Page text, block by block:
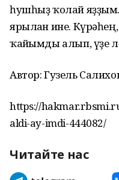
һушһыҙ ҡолай
ярылған ине.
ҡайғымды алып, үҙе
Автор: Гузель
https://
aldi-ay-imdi-444082/
Читайте нас